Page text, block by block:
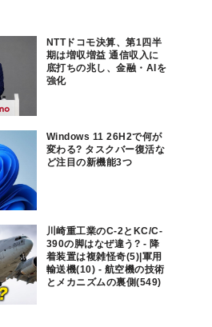
NTTドコモ決算、第1四半
期は増収増益 通信収入に
底打ちの兆し、金融・AIを
強化
Windows 11 26H2で何が
変わる? タスクバー復活な
ど注目の新機能3つ
川崎重工業のC-2とKC/C-
390の脚はなぜ違う? - 降
着装置は複雑怪奇(5)|軍用
輸送機(10) - 航空機の技術
とメカニズムの裏側(549)